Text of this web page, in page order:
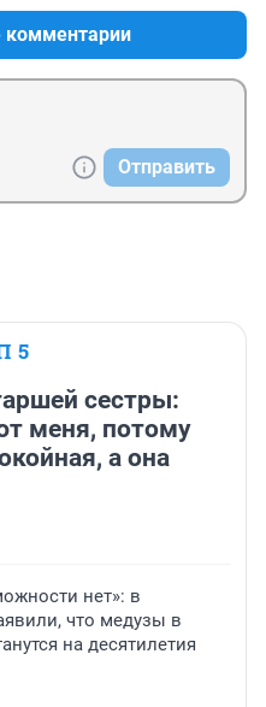
комментарии
Отправить
5
сестры:
меня, потому
а она
нет»: в
что медузы в
на десятилетия